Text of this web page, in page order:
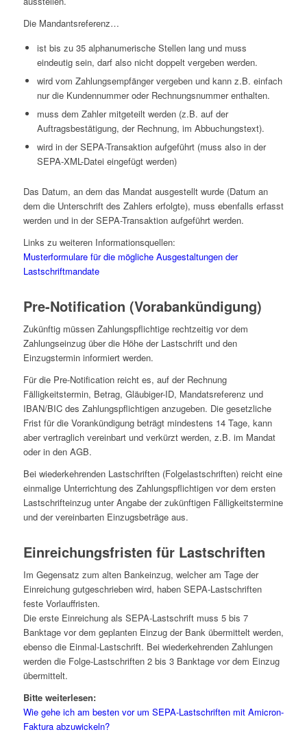
Die Mandantsreferenz…
ist bis zu 35 alphanumerische Stellen lang und muss
eindeutig sein, darf also nicht doppelt vergeben werden.
wird vom Zahlungsempfänger vergeben und kann z.B. einfach
nur die Kundennummer oder Rechnungsnummer enthalten.
muss dem Zahler mitgeteilt werden (z.B. auf der
Auftragsbestätigung, der Rechnung, im Abbuchungstext).
wird in der SEPA-Transaktion aufgeführt (muss also in der
SEPA-XML-Datei eingefügt werden)
Das Datum, an dem das Mandat ausgestellt wurde (Datum an
dem die Unterschrift des Zahlers erfolgte), muss ebenfalls erfasst
werden und in der SEPA-Transaktion aufgeführt werden.
Links zu weiteren Informationsquellen:
Musterformulare für die mögliche Ausgestaltungen der
Lastschriftmandate
Pre-Notification (Vorabankündigung)
Zukünftig müssen Zahlungspflichtige rechtzeitig vor dem
Zahlungseinzug über die Höhe der Lastschrift und den
Einzugstermin informiert werden.
Für die Pre-Notification reicht es, auf der Rechnung
Fälligkeitstermin, Betrag, Gläubiger-ID, Mandatsreferenz und
IBAN/BIC des Zahlungspflichtigen anzugeben. Die gesetzliche
Frist für die Vorankündigung beträgt mindestens 14 Tage, kann
aber vertraglich vereinbart und verkürzt werden, z.B. im Mandat
oder in den AGB.
Bei wiederkehrenden Lastschriften (Folgelastschriften) reicht eine
einmalige Unterrichtung des Zahlungspflichtigen vor dem ersten
Lastschrifteinzug unter Angabe der zukünftigen Fälligkeitstermine
und der vereinbarten Einzugsbeträge aus.
Einreichungsfristen für Lastschriften
Im Gegensatz zum alten Bankeinzug, welcher am Tage der
Einreichung gutgeschrieben wird, haben SEPA-Lastschriften
feste Vorlauffristen.
Die erste Einreichung als SEPA-Lastschrift muss 5 bis 7
Banktage vor dem geplanten Einzug der Bank übermittelt werden,
ebenso die Einmal-Lastschrift. Bei wiederkehrenden Zahlungen
werden die Folge-Lastschriften 2 bis 3 Banktage vor dem Einzug
übermittelt.
Bitte weiterlesen:
Wie gehe ich am besten vor um SEPA-Lastschriften mit Amicron-
Faktura abzuwickeln?